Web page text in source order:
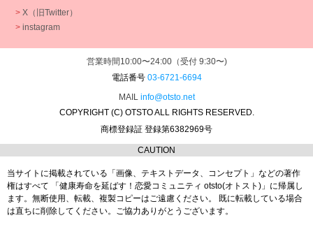
> X（旧Twitter）
> instagram
営業時間10:00〜24:00（受付 9:30〜)
電話番号 03-6721-6694
MAIL info@otsto.net
COPYRIGHT (C) OTSTO ALL RIGHTS RESERVED.
商標登録証 登録第6382969号
CAUTION
当サイトに掲載されている「画像、テキストデータ、コンセプト」などの著作
権はすべて 「健康寿命を延ばす！恋愛コミュニティ otsto(オトスト)」に帰属し
ます。 無断使用、転載、複製コピーはご遠慮ください。
既に転載している場合
は直ちに削除してください。ご協力ありがとうございます。